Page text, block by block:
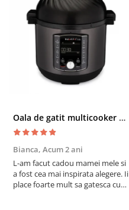
Oala de gatit multicooker 11 functii Instant Pot Pro Crisp 8 + Air Fryer 7.6 lt
Bianca, Acum 2 ani
L-am facut cadou mamei mele si
a fost cea mai inspirata alegere. Ii
place foarte mult sa gatesca cu